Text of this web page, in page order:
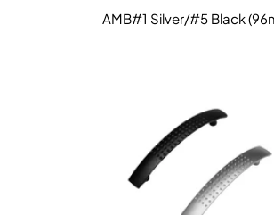
AMB#1 Silver/#5 Black